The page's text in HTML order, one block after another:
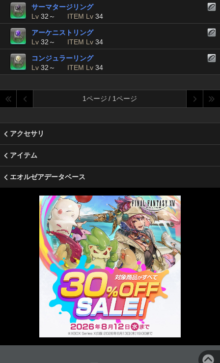
サーマタージリング
Lv 32～ ITEM Lv 34
アーケニストリング
Lv 32～ ITEM Lv 34
コンジュラーリング
Lv 32～ ITEM Lv 34
1ページ / 1ページ
アクセサリ
アイテム
エオルゼアデータベース